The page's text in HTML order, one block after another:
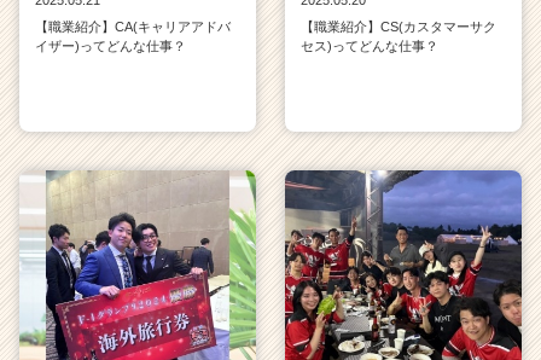
【職業紹介】CA(キャリアアドバ
イザー)ってどんな仕事？
【職業紹介】CS(カスタマーサク
セス)ってどんな仕事？